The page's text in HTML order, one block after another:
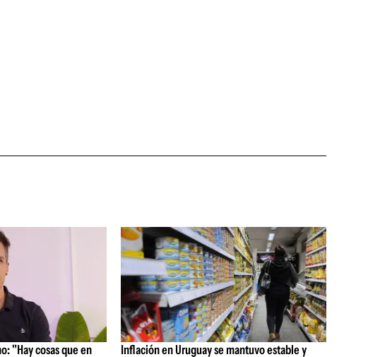
"Hay cosas que en Inflación en Uruguay se mantuvo estable y